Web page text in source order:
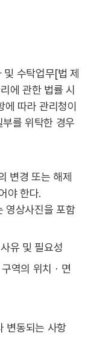
수탁업무[법 제
에 관한 법률 시
에 따라 관리청이
를 위탁한 경우
변경 또는 해제
야 한다.
영상사진을 포함
유 및 필요성
역의 위치ㆍ면
변동되는 사항